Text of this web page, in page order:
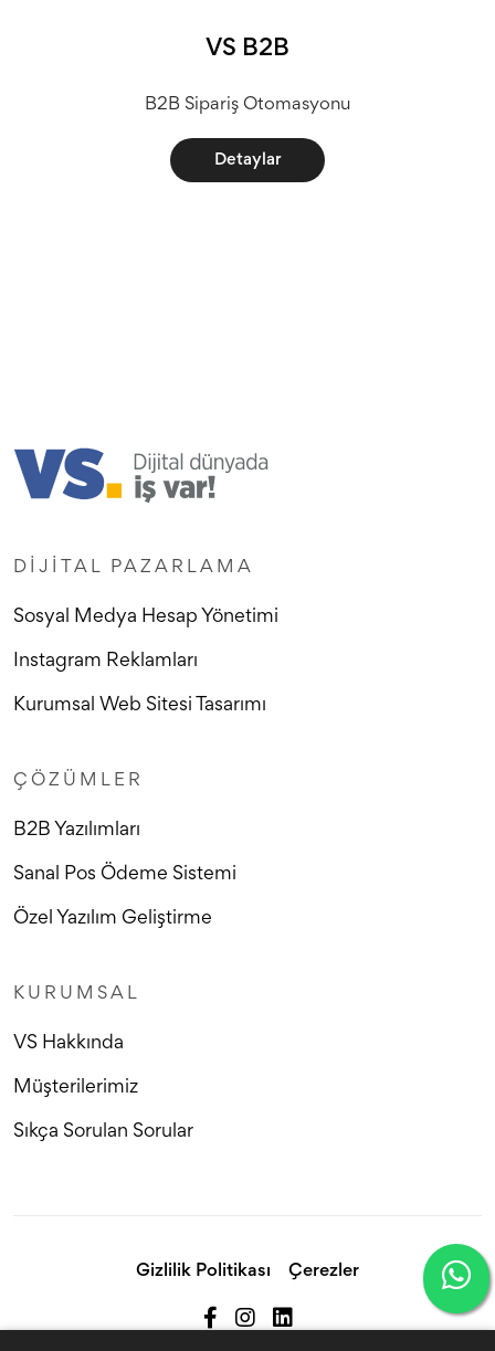
VS B2B
B2B Sipariş Otomasyonu
Detaylar
DIJITAL PAZARLAMA
Sosyal Medya Hesap Yönetimi
Instagram Reklamları
Kurumsal Web Sitesi Tasarımı
ÇÖZÜMLER
B2B Yazılımları
Sanal Pos Ödeme Sistemi
Özel Yazılım Geliştirme
KURUMSAL
VS Hakkında
Müşterilerimiz
Sıkça Sorulan Sorular
Gizlilik Politikası Çerezler